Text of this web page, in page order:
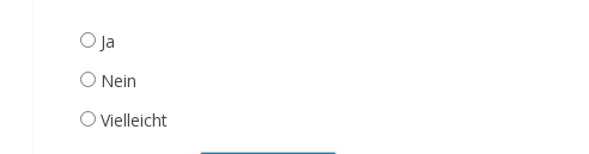
Ja
Nein
Vielleicht